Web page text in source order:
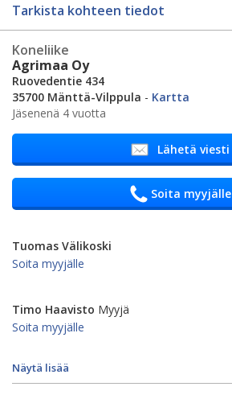
Tarkista kohteen tiedot
Koneliike
Agrimaa Oy
Ruovedentie 434
35700 Mänttä-Vilppula - Kartta
Jäsenenä 4 vuotta
Lähetä viesti
Soita myyjälle
Tuomas Välikoski
Soita myyjälle
Timo Haavisto Myyjä
Soita myyjälle
Näytä lisää